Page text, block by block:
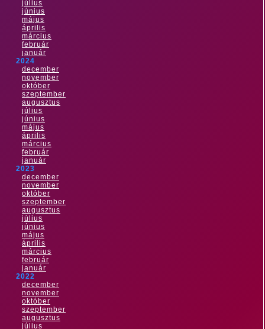
július
június
május
április
március
február
január
2024
december
november
október
szeptember
augusztus
július
június
május
április
március
február
január
2023
december
november
október
szeptember
augusztus
július
június
május
április
március
február
január
2022
december
november
október
szeptember
augusztus
július